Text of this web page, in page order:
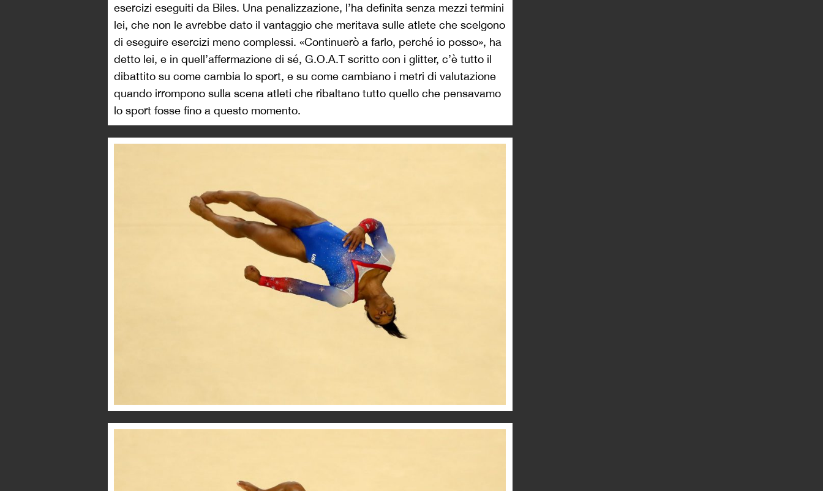
esercizi eseguiti da Biles. Una penalizzazione, l’ha definita senza mezzi termini
lei, che non le avrebbe dato il vantaggio che meritava sulle atlete che scelgono
di eseguire esercizi meno complessi. «Continuerò a farlo, perché io posso», ha
detto lei, e in quell’affermazione di sé, G.O.A.T scritto con i glitter, c’è tutto il
dibattito su come cambia lo sport, e su come cambiano i metri di valutazione
quando irrompono sulla scena atleti che ribaltano tutto quello che pensavamo
lo sport fosse fino a questo momento.